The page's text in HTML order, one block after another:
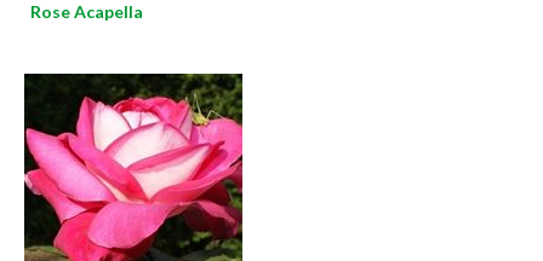
Rose Acapella